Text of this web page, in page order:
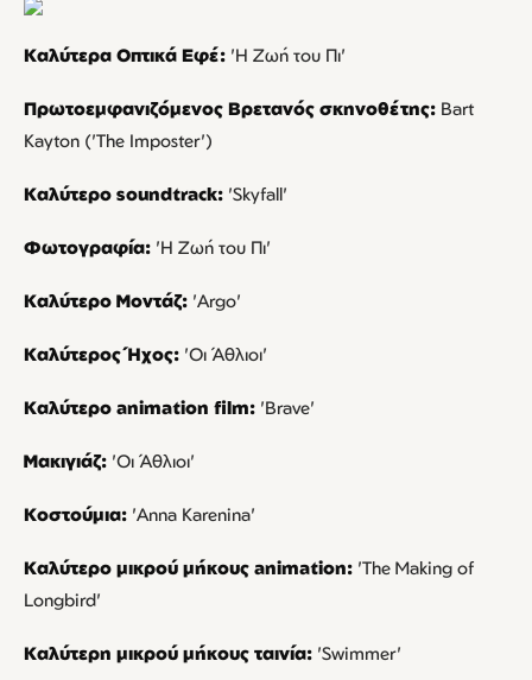
Καλύτερα Οπτικά Εφέ: 'Η Ζωή του Πι'
Πρωτοεμφανιζόμενος Βρετανός σκηνοθέτης: Bart
Kayton ('The Imposter')
Καλύτερο soundtrack: 'Skyfall'
Φωτογραφία: 'Η Ζωή του Πι'
Καλύτερο Μοντάζ: 'Argo'
Καλύτερος Ήχος: 'Οι Άθλιοι'
Καλύτερο animation film: 'Brave'
Μακιγιάζ: 'Οι Άθλιοι'
Κοστούμια: 'Anna Karenina'
Καλύτερο μικρού μήκους animation: 'The Making of
Longbird'
Καλύτερη μικρού μήκους ταινία: 'Swimmer'